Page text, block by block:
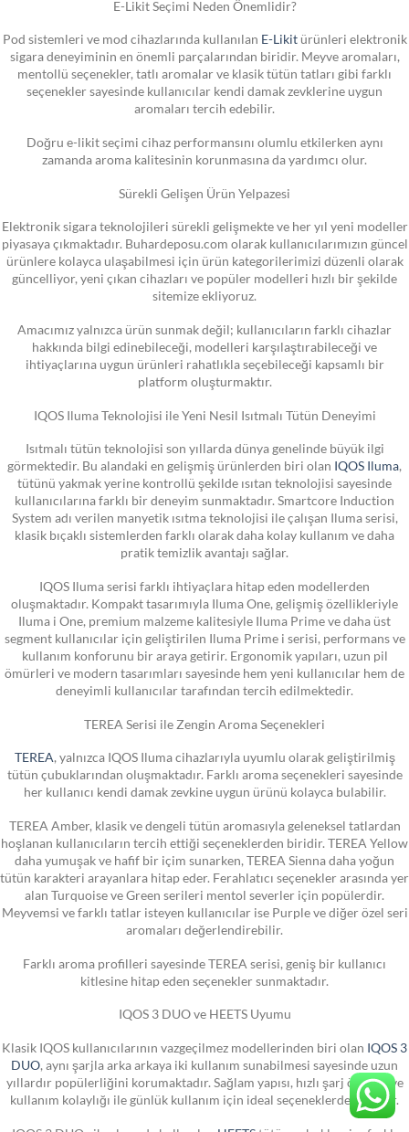
E-Likit Seçimi Neden Önemlidir?
Pod sistemleri ve mod cihazlarında kullanılan E-Likitürünleri elektronik
sigara deneyiminin en önemli parçalarından biridir. Meyve aromaları,
mentollü seçenekler, tatlı aromalar ve klasik tütün tatları gibi farklı
seçenekler sayesinde kullanıcılar kendi damak zevklerine uygun
aromaları tercih edebilir.
Doğru e-likit seçimi cihaz performansını olumlu etkilerken aynı
zamanda aroma kalitesinin korunmasına da yardımcı olur.
Sürekli Gelişen Ürün Yelpazesi
Elektronik sigara teknolojileri sürekli gelişmekte ve her yıl yeni modeller
piyasaya çıkmaktadır. Buhardeposu.com olarak kullanıcılarımızın güncel
ürünlere kolayca ulaşabilmesi için ürün kategorilerimizi düzenli olarak
güncelliyor, yeni çıkan cihazları ve popüler modelleri hızlı bir şekilde
sitemize ekliyoruz.
Amacımız yalnızca ürün sunmak değil; kullanıcıların farklı cihazlar
hakkında bilgi edinebileceği, modelleri karşılaştırabileceği ve
ihtiyaçlarına uygun ürünleri rahatlıkla seçebileceği kapsamlı bir
platform oluşturmaktır.
IQOS Iluma Teknolojisi ile Yeni Nesil Isıtmalı Tütün Deneyimi
Isıtmalı tütün teknolojisi son yıllarda dünya genelinde büyük ilgi
görmektedir. Bu alandaki en gelişmiş ürünlerden biri olan IQOS Iluma,
tütünü yakmak yerine kontrollü şekilde ısıtan teknolojisi sayesinde
kullanıcılarına farklı bir deneyim sunmaktadır. Smartcore Induction
System adı verilen manyetik ısıtma teknolojisi ile çalışan Iluma serisi,
klasik bıçaklı sistemlerden farklı olarak daha kolay kullanım ve daha
pratik temizlik avantajı sağlar.
IQOS Iluma serisi farklı ihtiyaçlara hitap eden modellerden
oluşmaktadır. Kompakt tasarımıyla Iluma One, gelişmiş özellikleriyle
Iluma i One, premium malzeme kalitesiyle Iluma Prime ve daha üst
segment kullanıcılar için geliştirilen Iluma Prime i serisi, performans ve
kullanım konforunu bir araya getirir. Ergonomik yapıları, uzun pil
ömürleri ve modern tasarımları sayesinde hem yeni kullanıcılar hem de
deneyimli kullanıcılar tarafından tercih edilmektedir.
TEREA Serisi ile Zengin Aroma Seçenekleri
TEREA, yalnızca IQOS Iluma cihazlarıyla uyumlu olarak geliştirilmiş
tütün çubuklarından oluşmaktadır. Farklı aroma seçenekleri sayesinde
her kullanıcı kendi damak zevkine uygun ürünü kolayca bulabilir.
TEREA Amber, klasik ve dengeli tütün aromasıyla geleneksel tatlardan
hoşlanan kullanıcıların tercih ettiği seçeneklerden biridir. TEREA Yellow
daha yumuşak ve hafif bir içim sunarken, TEREA Sienna daha yoğun
tütün karakteri arayanlara hitap eder. Ferahlatıcı seçenekler arasında yer
alan Turquoise ve Green serileri mentol severler için popülerdir.
Meyvemsi ve farklı tatlar isteyen kullanıcılar ise Purple ve diğer özel seri
aromaları değerlendirebilir.
Farklı aroma profilleri sayesinde TEREA serisi, geniş bir kullanıcı
kitlesine hitap eden seçenekler sunmaktadır.
IQOS 3 DUO ve HEETS Uyumu
Klasik IQOS kullanıcılarının vazgeçilmez modellerinden biri olan IQOS 3
DUO, aynı şarjla arka arkaya iki kullanım sunabilmesi sayesinde uzun
yıllardır popülerliğini korumaktadır. Sağlam yapısı, hızlı şarj özelliği ve
kullanım kolaylığı ile günlük kullanım için ideal seçeneklerden biridir.